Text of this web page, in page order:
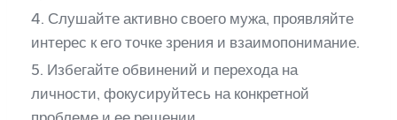
4. Слушайте активно своего мужа, проявляйте
интерес к его точке зрения и взаимопонимание.
5. Избегайте обвинений и перехода на
личности, фокусируйтесь на конкретной